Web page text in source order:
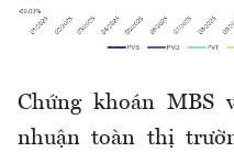
Chứng khoán MBS
nhuận toàn thị